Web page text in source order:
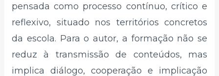
pensada como processo contínuo, crítico e
reflexivo, situado nos territórios concretos
da escola. Para o autor, a formação não se
reduz à transmissão de conteúdos, mas
implica diálogo, cooperação e implicação